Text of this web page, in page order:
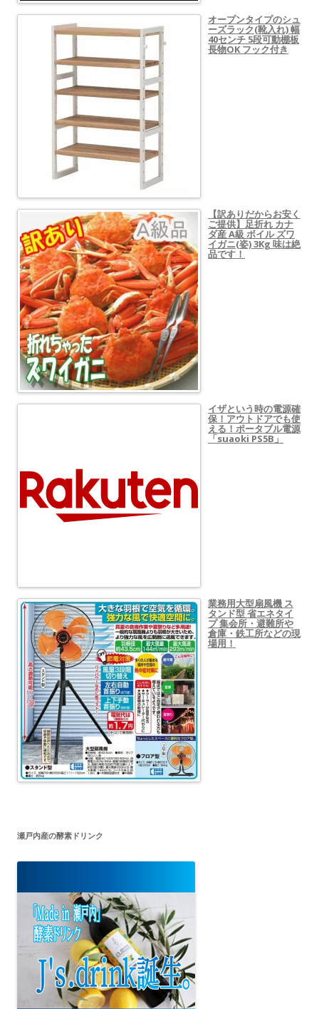
オープンタイプのシュ
ーズラック(靴入れ) 幅
40センチ 5段可動棚板
長物OK フック付き
【訳ありだからお安く
ご提供】足折れ カナ
ダ産 A級 ボイル ズワ
イガニ(姿) 3Kg 味は絶
品です！
イザという時の電源確
保！アウトドアでも使
える！ポータブル電源
「suaoki PS5B」
業務用大型扇風機 ス
タンド型 省エネタイ
プ 集会所・避難所や
倉庫・鉄工所などの現
場用！
瀬戸内産の酵素ドリンク